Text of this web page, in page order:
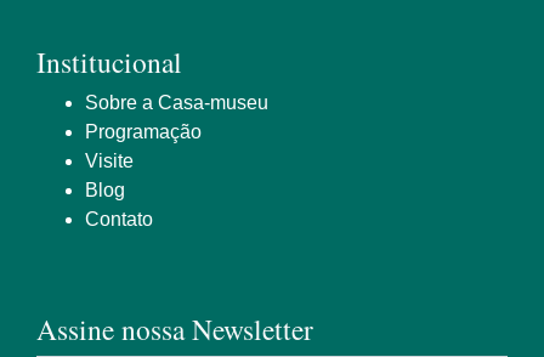
Institucional
Sobre a Casa-museu
Programação
Visite
Blog
Contato
Assine nossa Newsletter